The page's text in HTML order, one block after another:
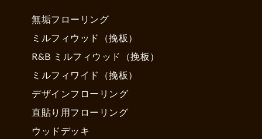
無垢フローリング
ミルフィウッド（挽板）
R&B ミルフィウッド（挽板）
ミルフィワイド（挽板）
デザインフローリング
直貼り用フローリング
ウッドデッキ